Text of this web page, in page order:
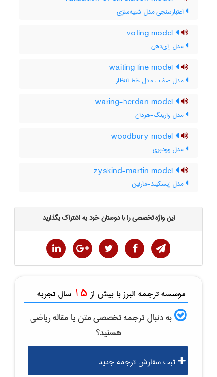
اعتبارسنجی مدل شبیه‌سازی
مدل رای‌دهی
مدل صف ، مدل خط انتظار
مدل وارینگ-هردان
مدل وودبری
مدل زیسکیند-مارتین
این واژه تخصصی را با دوستان خود به اشتراک بگذارید
موسسه ترجمه البرز با بیش از 15 سال تجربه
به دنبال ترجمه تخصصی متن یا مقالهرياضی
هستید؟
ثبت سفارش ترجمه جدید